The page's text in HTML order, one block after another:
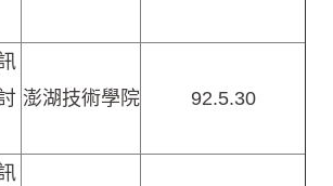
澎湖技術學院 92.5.30